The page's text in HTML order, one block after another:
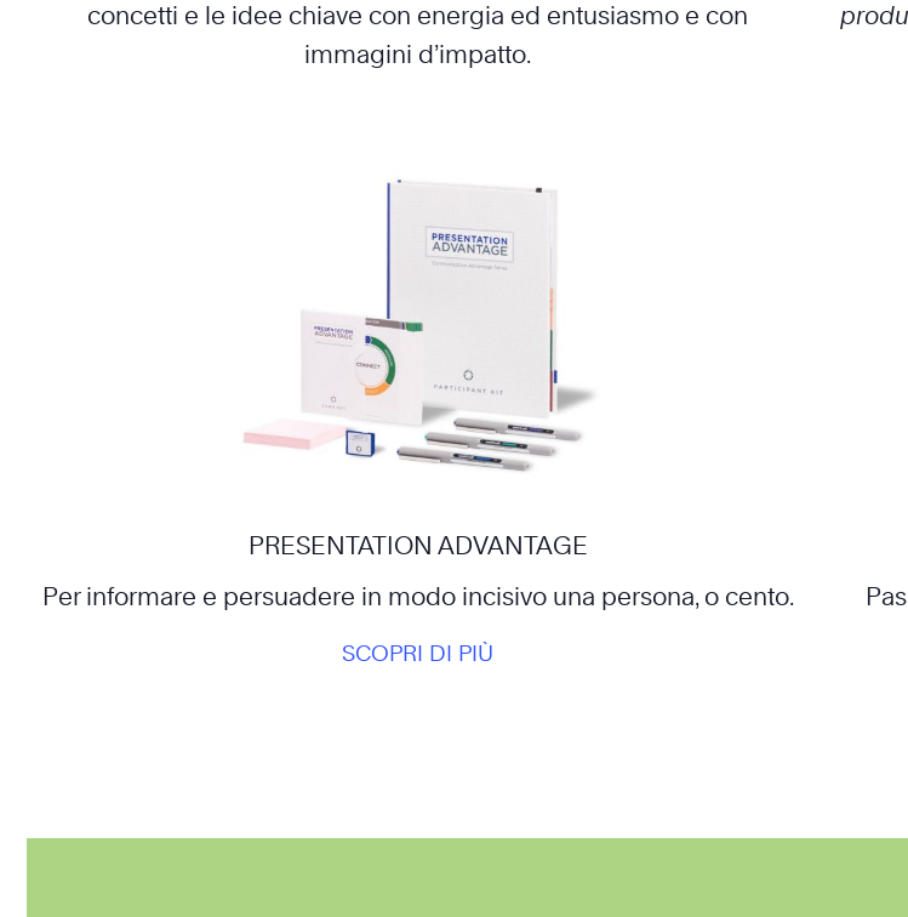
concetti e le idee chiave con energia ed entusiasmo e con
immagini d’impatto.
PRESENTATION ADVANTAGE
Per informare e persuadere in modo incisivo una persona, o cento.
SCOPRI DI PIÙ